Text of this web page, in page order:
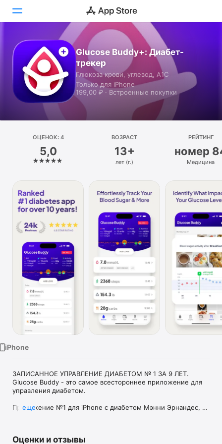
Сегодня
Игры
Приложения
Arcade
Платформа
iPhone
iPad
Mac
Watch
TV
Glucose Buddy+: Диабет-
трекер
Глюкоза крови, углевод, A1C
Только для iPhone
199,00 ₽ · Встроенные покупки
ОЦЕНОК: 4
5,0
ВОЗРАСТ
13+
лет (г.)
РЕЙТИНГ
номер
Медицина
iPhone
ЗАПИСАННОЕ УПРАВЛЕНИЕ ДИАБЕТОМ № 1 ЗА 9 ЛЕТ.
Glucose Buddy - это самое всестороннее приложение для
управления диабетом.
Приложение №1 для iPhone с диабетом Мэнни Эрнандес,
диабетической ассоциации, NYTimes, Wired Magazine,
еще
Оценки и отзывы